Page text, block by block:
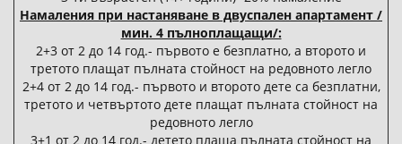
Намаления при настаняване в двуспален апартамент /
мин. 4 пълноплащащи/:
2+3 от 2 до 14 год.- първото е безплатно, а второто и
третото плащат пълната стойност на редовното легло
2+4 от 2 до 14 год.- първото и второто дете са безплатни,
третото и четвъртото дете плащат пълната стойност на
редовното легло
3+1 от 2 до 14 год.- детето плаща пълната стойност на